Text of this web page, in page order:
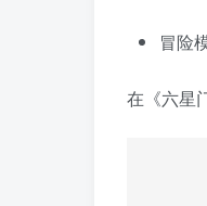
冒险
在《六星